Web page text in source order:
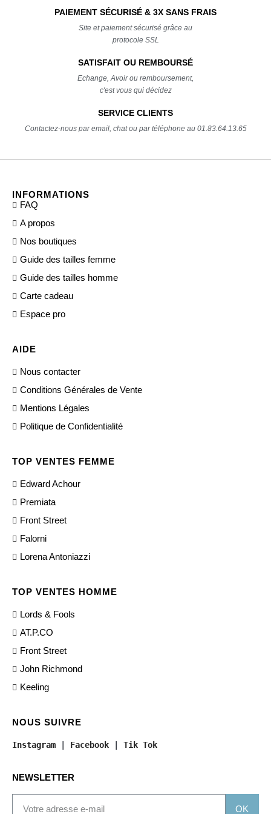
PAIEMENT SÉCURISÉ & 3X SANS FRAIS
Site et paiement sécurisé grâce au
protocole SSL
SATISFAIT OU REMBOURSÉ
Echange, Avoir ou remboursement,
c'est vous qui décidez
SERVICE CLIENTS
Contactez-nous par email, chat ou par téléphone au 01.83.64.13.65
INFORMATIONS
FAQ
A propos
Nos boutiques
Guide des tailles femme
Guide des tailles homme
Carte cadeau
Espace pro
AIDE
Nous contacter
Conditions Générales de Vente
Mentions Légales
Politique de Confidentialité
TOP VENTES FEMME
Edward Achour
Premiata
Front Street
Falorni
Lorena Antoniazzi
TOP VENTES HOMME
Lords & Fools
AT.P.CO
Front Street
John Richmond
Keeling
NOUS SUIVRE
Instagram Facebook Tik Tok
NEWSLETTER
OK